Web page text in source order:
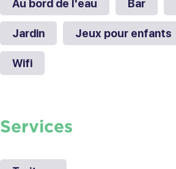
Au bord de l'eau Bar
Jardin Jeux pour enfants
Wifi
Services